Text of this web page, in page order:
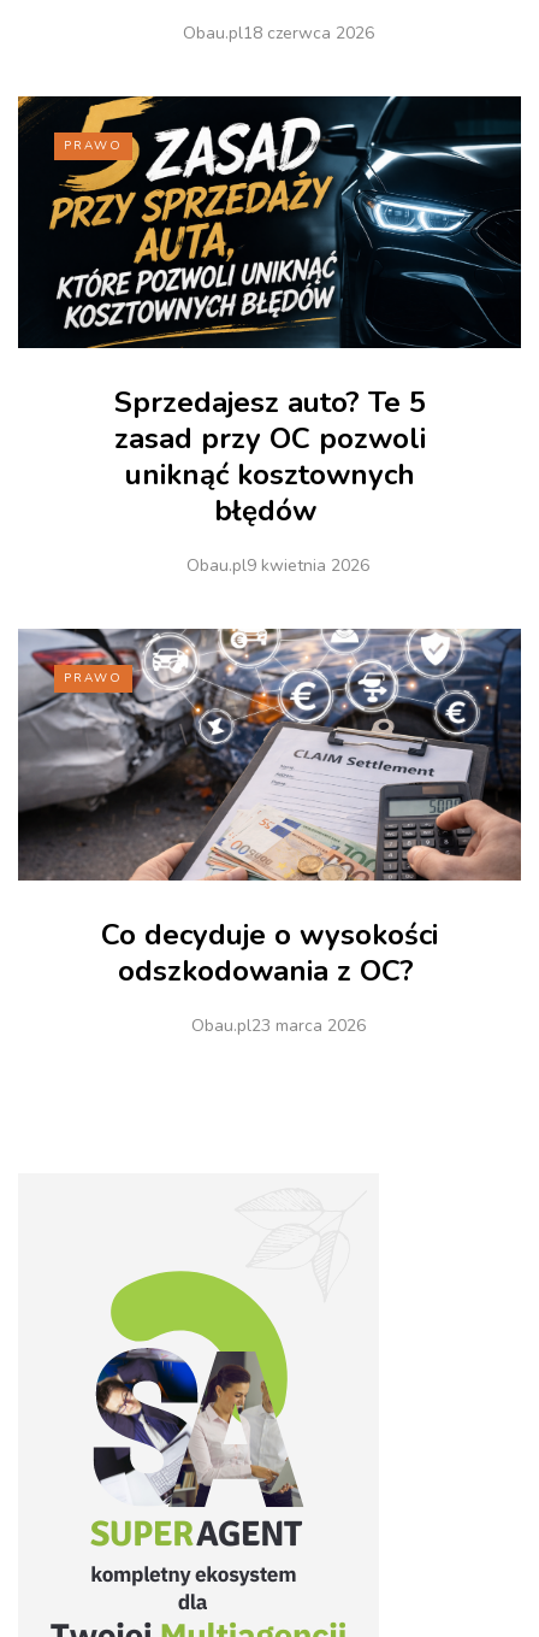
Obau.pl18 czerwca 2026
PRAWO
Sprzedajesz auto? Te 5
zasad przy OC pozwoli
uniknąć kosztownych
błędów
Obau.pl9 kwietnia 2026
PRAWO
Co decyduje o wysokości
odszkodowania z OC?
Obau.pl23 marca 2026